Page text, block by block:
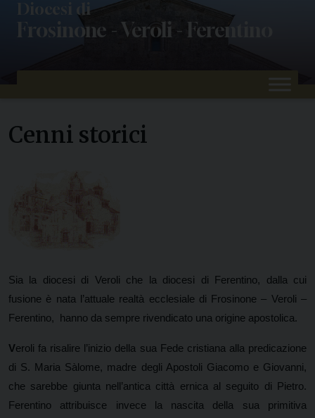
Diocesi di
Frosinone - Veroli - Ferentino
Cenni storici
Sia la diocesi di Veroli che la diocesi di Ferentino, dalla cui
fusione è nata l’attuale realtà ecclesiale di Frosinone – Veroli –
Ferentino, hanno da sempre rivendicato una origine apostolica.
Veroli fa risalire l’inizio della sua Fede cristiana alla predicazione
di S. Maria Sàlome, madre degli Apostoli Giacomo e Giovanni,
che sarebbe giunta nell’antica città ernica al seguito di Pietro.
Ferentino attribuisce invece la nascita della sua primitiva